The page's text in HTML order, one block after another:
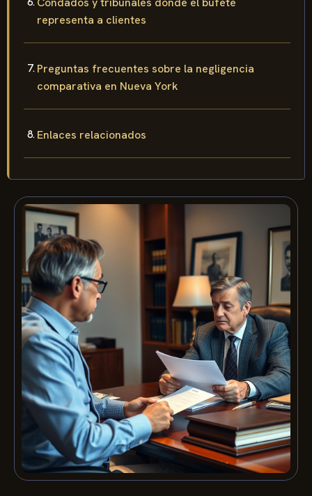
representa a clientes
Preguntas frecuentes sobre la negligencia
comparativa en Nueva York
Enlaces relacionados